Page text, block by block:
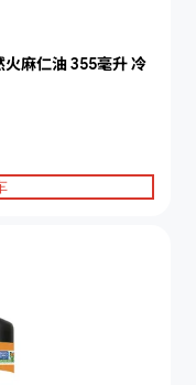
麻仁油 355毫升 冷